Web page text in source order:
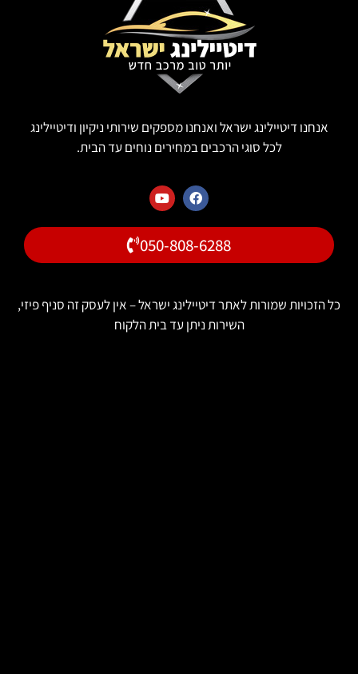
אנחנו דיטיילינג ישראל ואנחנו מספקים שירותי ניקיון ודיטיילינג
לכל סוגי הרכבים במחירים נוחים עד הבית.
050-808-6288
הזכויות שמורות לאתר דיטיילינג ישראל – אין לעסק זה סניף פיזי,
השירות ניתן עד בית הלקוח